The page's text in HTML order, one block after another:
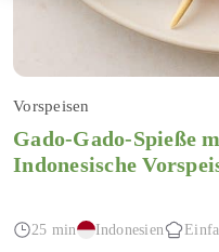
Vorspeisen
Gado-Gado-Spieße
Indonesische
25 min Indonesien